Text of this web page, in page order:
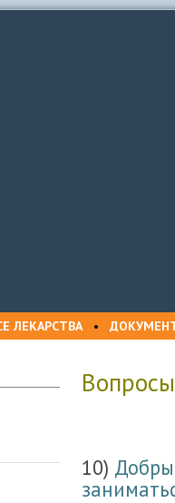
ЛЕКАРСТВА•
10)